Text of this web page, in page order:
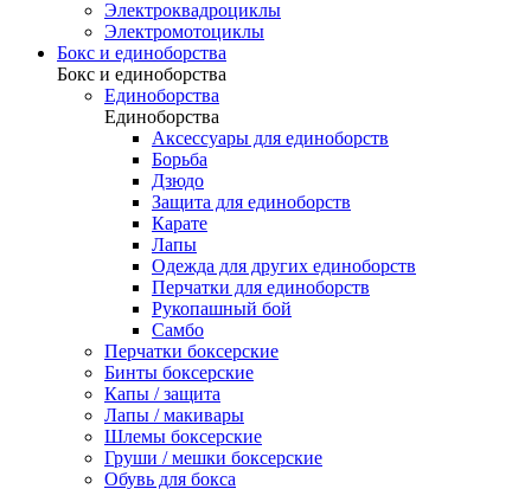
Электроквадроциклы
Электромотоциклы
Бокс и единоборства
Бокс и единоборства
Единоборства
Единоборства
Аксессуары для единоборств
Борьба
Дзюдо
Защита для единоборств
Карате
Лапы
Одежда для других единоборств
Перчатки для единоборств
Рукопашный бой
Самбо
Перчатки боксерские
Бинты боксерские
Капы / защита
Лапы / макивары
Шлемы боксерские
Груши / мешки боксерские
Обувь для бокса